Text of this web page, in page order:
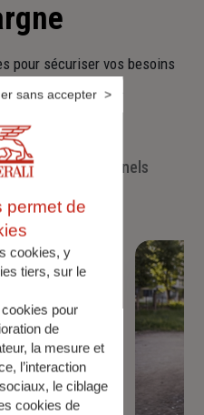
pour sécuriser vos besoins
ceux de demain.
les professionnels
permet de
cookies, y
tiers, sur le
pour
de
la mesure et
l’interaction
le ciblage
cookies de
sans accepter